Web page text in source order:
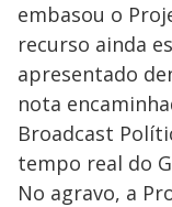
embasou o
recurso ainda
apresentado
nota
Broadcast
tempo real do
No agravo, a